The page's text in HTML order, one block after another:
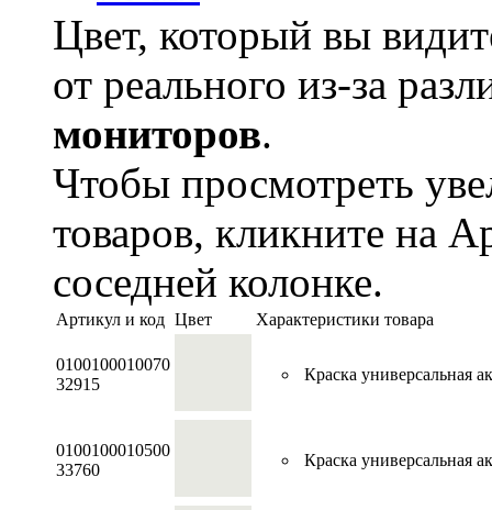
Цвет, который вы
от реального из-за
мониторов.
Чтобы просмотреть
товаров, кликните на
соседней колонке.
Артикул и код Цвет Характеристики товара
0100100010070
32915
Краска универсальная
0100100010500
33760
Краска универсальная